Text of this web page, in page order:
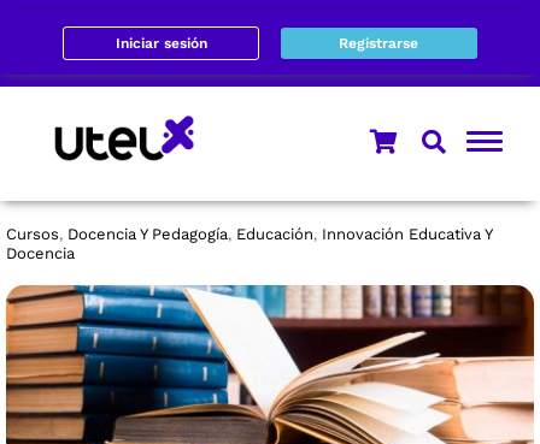
Iniciar sesión Registrarse
Cursos, Docencia Y Pedagogía, Educación, Innovación Educativa Y
Docencia